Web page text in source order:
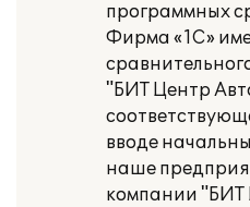
программных
Фирма «1С»
"БИТ Центр
вводе
наше
компании "БИТ